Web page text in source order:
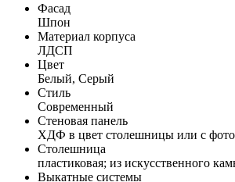
Фасад
Шпон
Материал корпуса
ЛДСП
Цвет
Белый, Серый
Стиль
Современный
Стеновая панель
ХДФ в цвет столешницы или с
Столешница
пластиковая; из искусственного
Выкатные системы